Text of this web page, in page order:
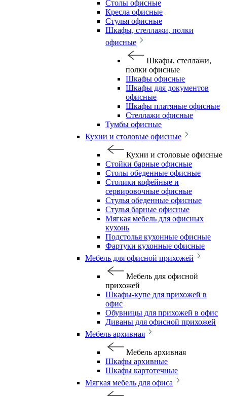
Столы офисные
Кресла офисные
Стулья офисные
Шкафы, стеллажи, полки
офисные
Шкафы, стеллажи,
полки офисные
Шкафы офисные
Шкафы для документов
офисные
Шкафы платяные офисные
Стеллажи офисные
Тумбы офисные
Кухни и столовые офисные
Кухни и столовые офисные
Стойки барные офисные
Столы обеденные офисные
Столики кофейные и
сервировочные офисные
Стулья обеденные офисные
Стулья барные офисные
Мягкая мебель для офисных
кухонь
Подстолья кухонные офисные
Фартуки кухонные офисные
Мебель для офисной прихожей
Мебель для офисной
прихожей
Шкафы-купе для прихожей в
офис
Обувницы для прихожей в офис
Диваны для офисной прихожей
Мебель архивная
Мебель архивная
Шкафы архивные
Шкафы картотечные
Мягкая мебель для офиса